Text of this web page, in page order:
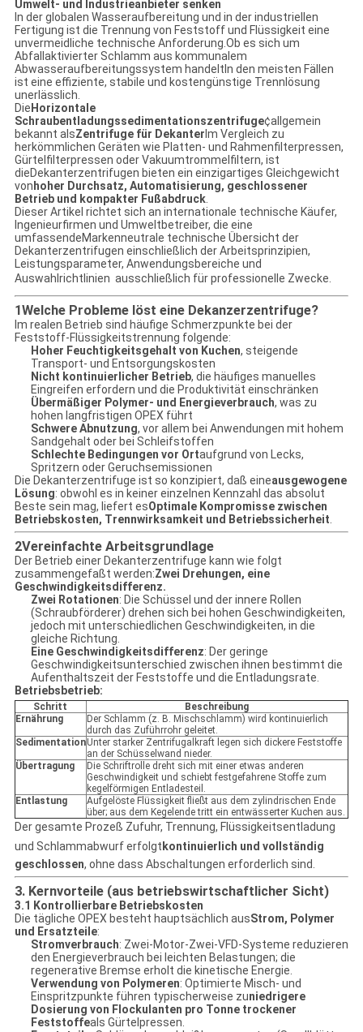
Umwelt- und Industrieanbieter senken
In der globalen Wasseraufbereitung und in der industriellen
Fertigung ist die Trennung von Feststoff und Flüssigkeit eine
unvermeidliche technische Anforderung.Ob es sich um
Abfallaktivierter Schlamm aus kommunalem
Abwasseraufbereitungssystem handeltIn den meisten Fällen
ist eine effiziente, stabile und kostengünstige Trennlösung
unerlässlich.
Die Horizontale
Schraubentladungssedimentationszentrifuge¢allgemein
bekannt alsZentrifuge für Dekanter Im Vergleich zu
herkömmlichen Geräten wie Platten- und Rahmenfilterpressen,
Gürtelfilterpressen oder Vakuumtrommelfiltern, ist
dieDekanterzentrifugen bieten ein einzigartiges Gleichgewicht
von hoher Durchsatz, Automatisierung, geschlossener
Betrieb und kompakter Fußabdruck.
Dieser Artikel richtet sich an internationale technische Käufer,
Ingenieurfirmen und Umweltbetreiber, die eine
umfassendeMarkenneutrale technische Übersicht der
Dekanterzentrifugen einschließlich der Arbeitsprinzipien,
Leistungsparameter, Anwendungsbereiche und
Auswahlrichtlinien  ausschließlich für professionelle Zwecke.
1Welche Probleme löst eine Dekanzerzentrifuge?
Im realen Betrieb sind häufige Schmerzpunkte bei der
Feststoff-Flüssigkeitstrennung folgende:
Hoher Feuchtigkeitsgehalt von Kuchen, steigende
Transport- und Entsorgungskosten
Nicht kontinuierlicher Betrieb, die häufiges manuelles
Eingreifen erfordern und die Produktivität einschränken
Übermäßiger Polymer- und Energieverbrauch, was zu
hohen langfristigen OPEX führt
Schwere Abnutzung, vor allem bei Anwendungen mit hohem
Sandgehalt oder bei Schleifstoffen
Schlechte Bedingungen vor Ortaufgrund von Lecks,
Spritzern oder Geruchsemissionen
Die Dekanterzentrifuge ist so konzipiert, daß eineausgewogene
Lösung: obwohl es in keiner einzelnen Kennzahl das absolut
Beste sein mag, liefert esOptimale Kompromisse zwischen
Betriebskosten, Trennwirksamkeit und Betriebssicherheit.
2Vereinfachte Arbeitsgrundlage
Der Betrieb einer Dekanterzentrifuge kann wie folgt
zusammengefaßt werden:Zwei Drehungen, eine
Geschwindigkeitsdifferenz.
Zwei Rotationen: Die Schüssel und der innere Rollen
(Schraubförderer) drehen sich bei hohen Geschwindigkeiten,
jedoch mit unterschiedlichen Geschwindigkeiten, in die
gleiche Richtung.
Eine Geschwindigkeitsdifferenz: Der geringe
Geschwindigkeitsunterschied zwischen ihnen bestimmt die
Aufenthaltszeit der Feststoffe und die Entladungsrate.
Betriebsbetrieb:
Schritt
Beschreibung
Ernährung
Der Schlamm (z. B. Mischschlamm) wird kontinuierlich
durch das Zuführrohr geleitet.
SedimentationUnter starker Zentrifugalkraft legen sich dickere Feststoffe
an der Schüsselwand nieder.
Übertragung
Die Schriftrolle dreht sich mit einer etwas anderen
Geschwindigkeit und schiebt festgefahrene Stoffe zum
kegelförmigen Entladesteil.
Entlastung
Aufgelöste Flüssigkeit fließt aus dem zylindrischen Ende
über; aus dem Kegelende tritt ein entwässerter Kuchen aus.
Der gesamte Prozeß Zufuhr, Trennung, Flüssigkeitsentladung
und Schlammabwurf erfolgt kontinuierlich und vollständig
geschlossen, ohne dass Abschaltungen erforderlich sind.
3. Kernvorteile (aus betriebswirtschaftlicher Sicht)
3.1 Kontrollierbare Betriebskosten
Die tägliche OPEX besteht hauptsächlich ausStrom, Polymer
und Ersatzteile:
Stromverbrauch: Zwei-Motor-Zwei-VFD-Systeme reduzieren
den Energieverbrauch bei leichten Belastungen; die
regenerative Bremse erholt die kinetische Energie.
Verwendung von Polymeren: Optimierte Misch- und
Einspritzpunkte führen typischerweise zuniedrigere
Dosierung von Flockulanten pro Tonne trockener
Feststoffeals Gürtelpressen.